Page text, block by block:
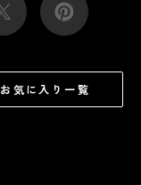
お気に入り一覧